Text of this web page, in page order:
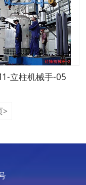
立柱机械手-05
>